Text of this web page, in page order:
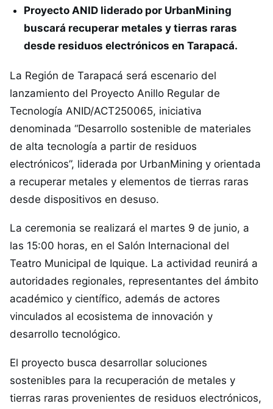
Proyecto ANID liderado por UrbanMining
buscará recuperar metales y tierras raras
desde residuos electrónicos en Tarapacá.
La Región de Tarapacá será escenario del
lanzamiento del Proyecto Anillo Regular de
Tecnología ANID/ACT250065, iniciativa
denominada “Desarrollo sostenible de materiales
de alta tecnología a partir de residuos
electrónicos”, liderada por UrbanMining y orientada
a recuperar metales y elementos de tierras raras
desde dispositivos en desuso.
La ceremonia se realizará el martes 9 de junio, a
las 15:00 horas, en el Salón Internacional del
Teatro Municipal de Iquique. La actividad reunirá a
autoridades regionales, representantes del ámbito
académico y científico, además de actores
vinculados al ecosistema de innovación y
desarrollo tecnológico.
El proyecto busca desarrollar soluciones
sostenibles para la recuperación de metales y
tierras raras provenientes de residuos electrónicos,